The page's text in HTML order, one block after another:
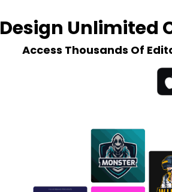
Design Unlimited
Access Thousands Of